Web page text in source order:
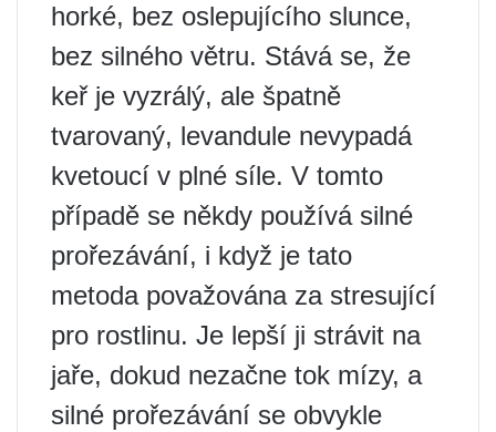
horké, bez oslepujícího slunce,
bez silného větru. Stává se, že
keř je vyzrálý, ale špatně
tvarovaný, levandule nevypadá
kvetoucí v plné síle. V tomto
případě se někdy používá silné
prořezávání, i když je tato
metoda považována za stresující
pro rostlinu. Je lepší ji strávit na
jaře, dokud nezačne tok mízy, a
silné prořezávání se obvykle